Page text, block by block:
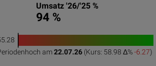
Umsatz '26/'25 %
94 %
1
50 100
am22.07.26 (Kurs: 58.98 Δ%-6.27)